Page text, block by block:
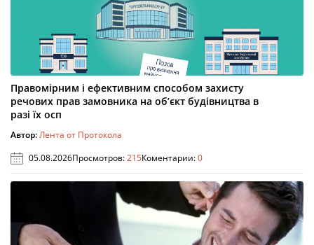
Правомірним і ефективним способом захисту
речових прав замовника на об’єкт будівництва в
разі їх осп
Автор:Лента от Протокола
05.08.2026Просмотров:215Коментарии:0